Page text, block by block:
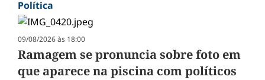
Política
09/08/2026 às 18:00
Ramagem se pronuncia sobre foto em
que aparece na piscina com políticos